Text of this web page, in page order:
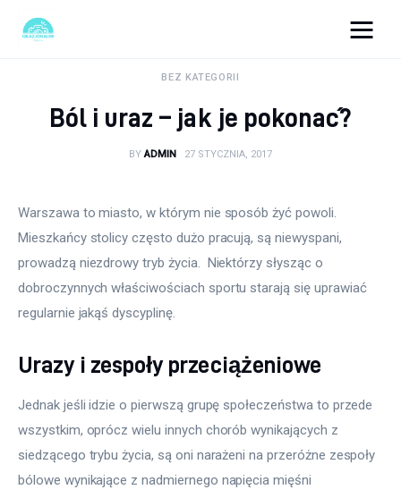
Turystyka
Dom i ogród
Uroda
Zdrowie
BEZ KATEGORII
Ból i uraz – jak je pokonać?
BY ADMIN 27 STYCZNIA, 2017
Warszawa to miasto, w którym nie sposób żyć powoli.
Mieszkańcy stolicy często dużo pracują, są niewyspani,
prowadzą niezdrowy tryb życia.  Niektórzy słysząc o
dobroczynnych właściwościach sportu starają się uprawiać
regularnie jakąś dyscyplinę.
Urazy i zespoły przeciążeniowe
Jednak jeśli idzie o pierwszą grupę społeczeństwa to przede
wszystkim, oprócz wielu innych chorób wynikających z
siedzącego trybu życia, są oni narażeni na przeróżne zespoły
bólowe wynikające z nadmiernego napięcia mięśni